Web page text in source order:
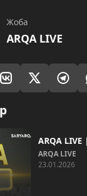
Жоба
ARQA LIVE
ARQA LIVE
ARQA LIVE
23.01.2026